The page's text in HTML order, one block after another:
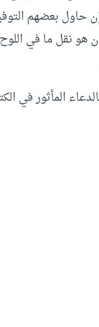
260” وإن حاول بعضهم
نقل ما في
المأثور في